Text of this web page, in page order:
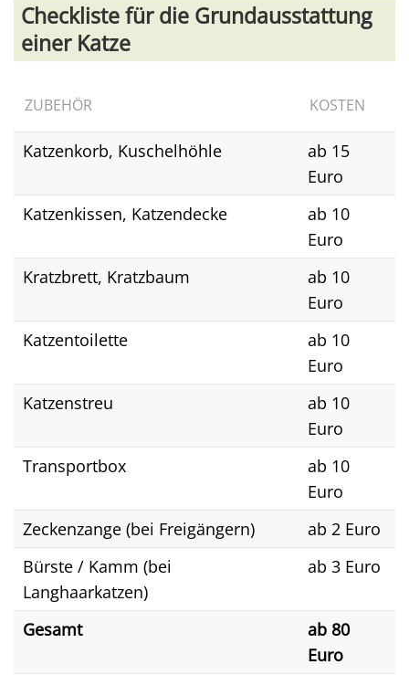
Checkliste für die Grundausstattung
einer Katze
ZUBEHÖR KOSTEN
Katzenkorb, Kuschelhöhle
ab 15
Euro
Katzenkissen, Katzendecke
ab 10
Euro
Kratzbrett, Kratzbaum
ab 10
Euro
Katzentoilette
ab 10
Euro
Katzenstreu
ab 10
Euro
Transportbox
ab 10
Euro
Zeckenzange (bei Freigängern)
ab 2 Euro
Bürste / Kamm (bei
Langhaarkatzen)
ab 3 Euro
Gesamt
ab 80
Euro